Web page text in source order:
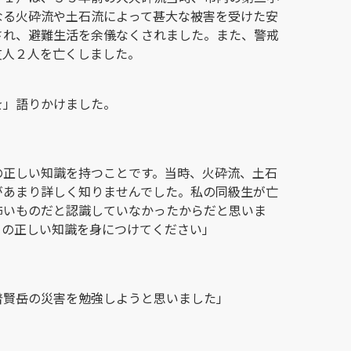
火砕流や土石流によって甚大な被害を受けた安
、避難生活を余儀なくされました。また、警戒
２人を亡くしました。
語りかけました。
しい知識を持つことです。当時、火砕流、土石
まり詳しく知りませんでした。私の同級生が亡
ものだと認識していなかったからだと思いま
正しい知識を身につけてください」
岳の災害を勉強しようと思いました」